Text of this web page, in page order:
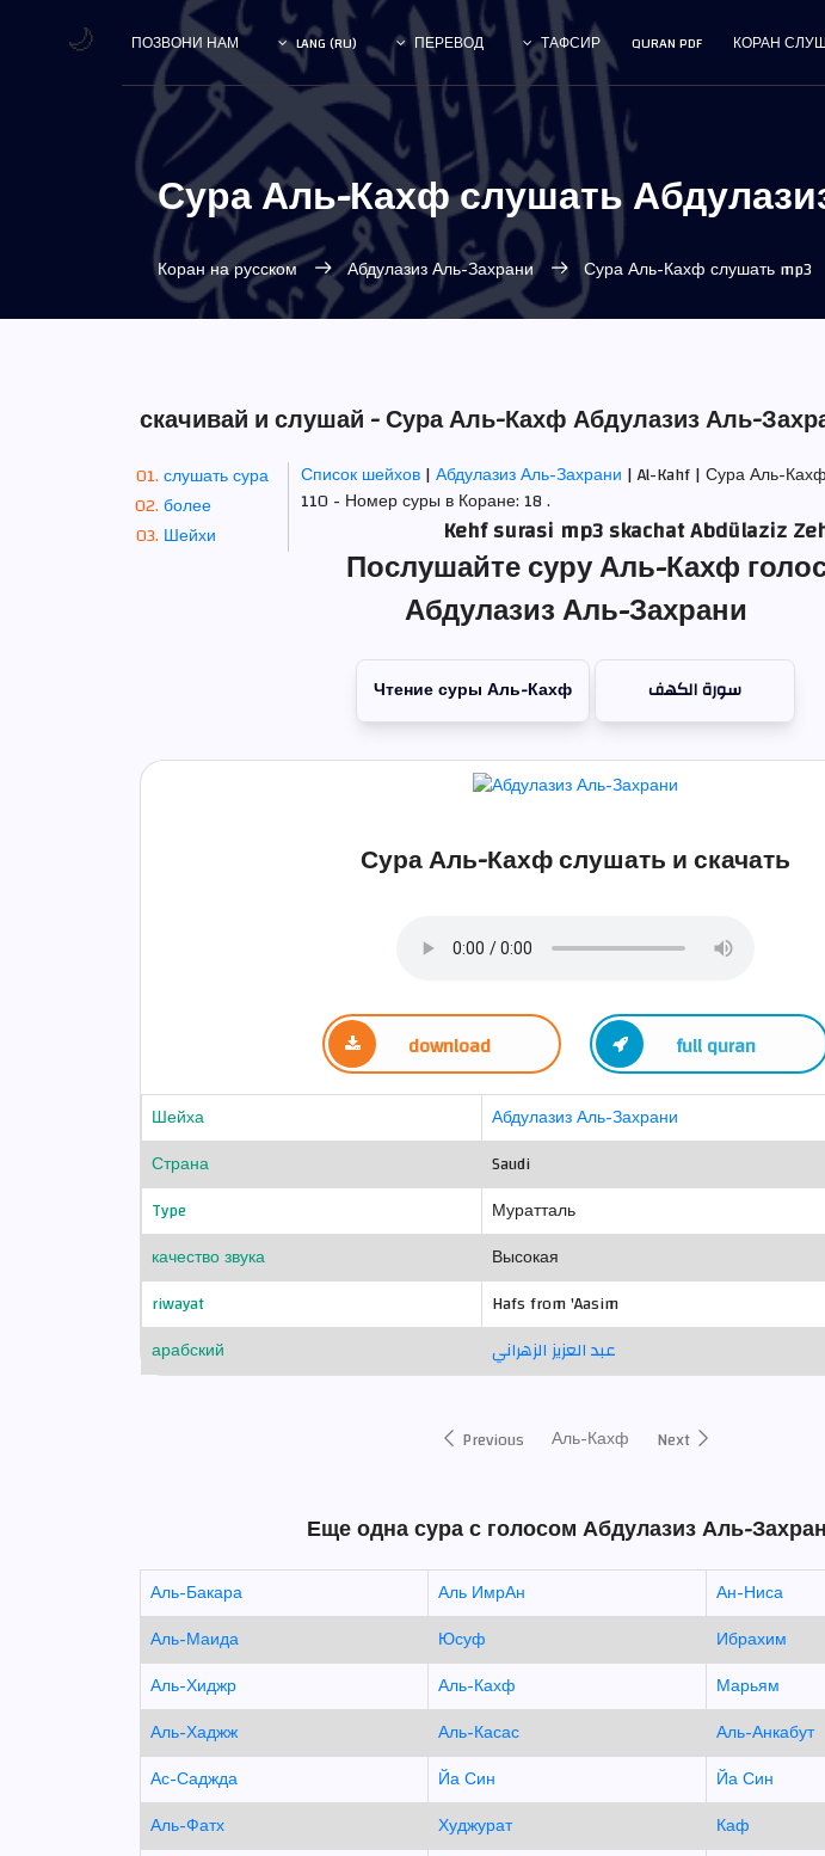
КОРАН
QURAN PDF
ТАФСИР
ПЕРЕВОД
LANG (RU)
ПОЗВОНИ НАМ
Сура Аль-Кахф слушать
Коран на русском Абдулазиз Аль-Захрани Сура Аль-Кахф слушать mp3
скачивай и слушай - Сура Аль-Кахф Абдулазиз Аль-
слушать сура
более
Шейхи
Список шейхов|Абдулазиз Аль-Захрани | Al-Kahf | Сура Аль-
110 - Номер суры в Коране: 18 .
Kehf surasi mp3 skachat Abdülaziz
Послушайте суру Аль-Кахф
Абдулазиз Аль-Захрани
Чтение суры Аль-Кахф سورة الكهف
Сура Аль-Кахф слушать и скачать
download full quran
Шейха
Абдулазиз Аль-Захрани
Страна
Saudi
Type
Муратталь
качество звука
Высокая
riwayat
Hafs from 'Aasim
арабский
عبد العزيز الزهراني
Previous Аль-Кахф Next
Еще одна сура с голосом Абдулазиз Аль-
Аль-Бакара Аль ИмрАн
Ан-Ниса
Аль-Маида
Юсуф
Ибрахим
Аль-Хиджр
Аль-Кахф
Марьям
Аль-Хаджж
Аль-Касас
Аль-Анкабут
Ас-Саджда
Йа Син
Йа Син
Аль-Фатх
Худжурат
Каф
🌙